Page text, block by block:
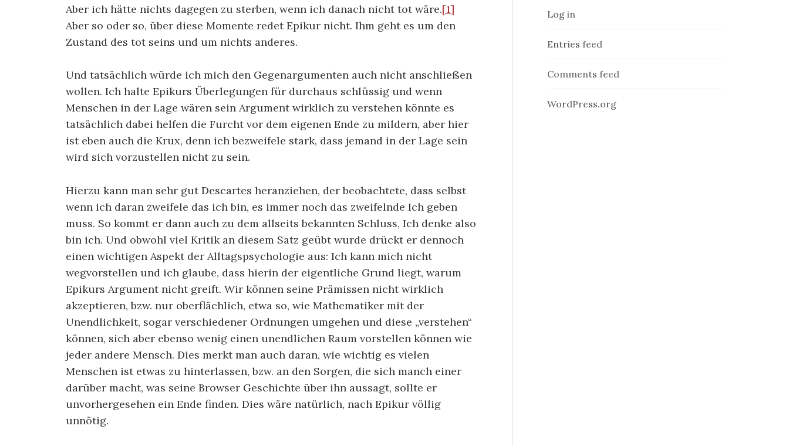
Aber ich hätte nichts dagegen zu sterben, wenn ich danach nicht tot wäre.[1]
Aber so oder so, über diese Momente redet Epikur nicht. Ihm geht es um den
Zustand des tot seins und um nichts anderes.
Und tatsächlich würde ich mich den Gegenargumenten auch nicht anschließen
wollen. Ich halte Epikurs Überlegungen für durchaus schlüssig und wenn
Menschen in der Lage wären sein Argument wirklich zu verstehen könnte es
tatsächlich dabei helfen die Furcht vor dem eigenen Ende zu mildern, aber hier
ist eben auch die Krux, denn ich bezweifele stark, dass jemand in der Lage sein
wird sich vorzustellen nicht zu sein.
Hierzu kann man sehr gut Descartes heranziehen, der beobachtete, dass selbst
wenn ich daran zweifele das ich bin, es immer noch das zweifelnde Ich geben
muss. So kommt er dann auch zu dem allseits bekannten Schluss, Ich denke also
bin ich. Und obwohl viel Kritik an diesem Satz geübt wurde drückt er dennoch
einen wichtigen Aspekt der Alltagspsychologie aus: Ich kann mich nicht
wegvorstellen und ich glaube, dass hierin der eigentliche Grund liegt, warum
Epikurs Argument nicht greift. Wir können seine Prämissen nicht wirklich
akzeptieren, bzw. nur oberflächlich, etwa so, wie Mathematiker mit der
Unendlichkeit, sogar verschiedener Ordnungen umgehen und diese „verstehen“
können, sich aber ebenso wenig einen unendlichen Raum vorstellen können wie
jeder andere Mensch. Dies merkt man auch daran, wie wichtig es vielen
Menschen ist etwas zu hinterlassen, bzw. an den Sorgen, die sich manch einer
darüber macht, was seine Browser Geschichte über ihn aussagt, sollte er
unvorhergesehen ein Ende finden. Dies wäre natürlich, nach Epikur völlig
unnötig.
Log in
Entries feed
Comments feed
WordPress.org